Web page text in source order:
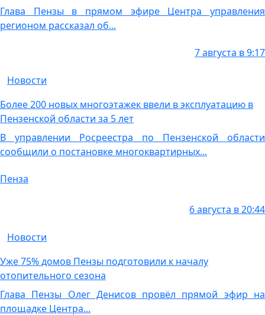
Глава Пензы в прямом эфире Центра управления
регионом рассказал об...
7 августа в 9:17
Новости
Более 200 новых многоэтажек ввели в эксплуатацию в
Пензенской области за 5 лет
В управлении Росреестра по Пензенской области
сообщили о постановке многоквартирных...
Пенза
6 августа в 20:44
Новости
Уже 75% домов Пензы подготовили к началу
отопительного сезона
Глава Пензы Олег Денисов провёл прямой эфир на
площадке Центра...